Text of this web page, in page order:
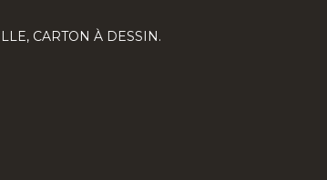
CARTON À DESSIN.